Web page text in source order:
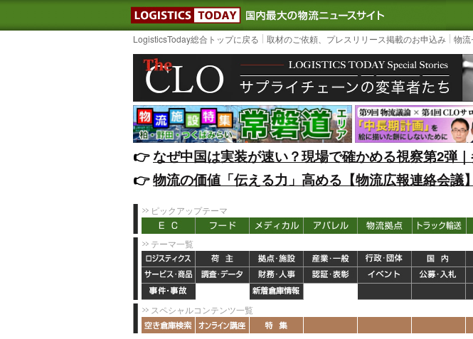
LOGISTICS TODAY｜国内最大の物流ニュー
LogisticsToday総合トップに戻る 取材のご依頼、プレスリリース掲載のお申込み 物流
👉️なぜ中国は実装が速い？現場で確かめる視察第2弾
👉️物流の価値「伝える力」高める【物流広報連絡会議
ピックアップテーマ
テーマ一覧
スペシャルコンテンツ一覧